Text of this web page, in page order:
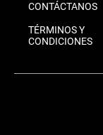
CONTÁCTANOS
TÉRMINOS Y
CONDICIONES